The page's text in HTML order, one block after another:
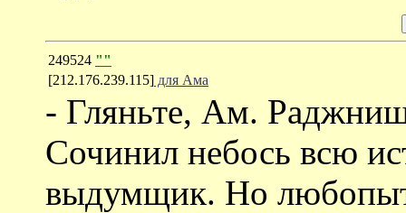
249524 ""
[212.176.239.115] для Ама
- Гляньте, Ам.
Сочинил небось всю
выдумщик. Но